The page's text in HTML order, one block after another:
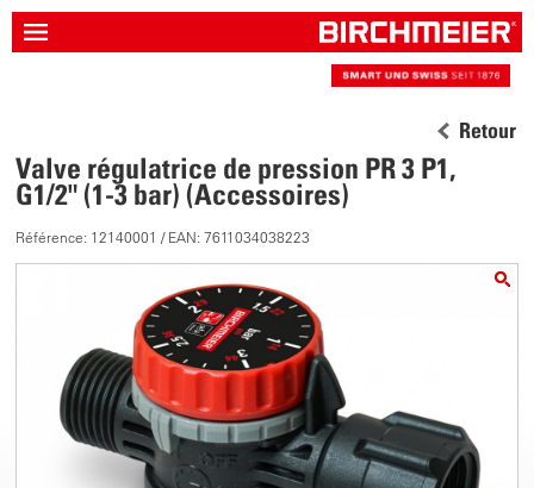
Retour
Valve régulatrice de pression PR 3 P1,
G1/2" (1-3 bar) (Accessoires)
Référence: 12140001 / EAN: 7611034038223